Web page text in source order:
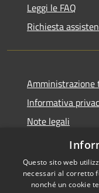
Leggi le FAQ
Richiesta
Amministrazione
Informativa
Note legali
Dichiarazione di
Questo sito web
necessari al corretto
nonché un cookie